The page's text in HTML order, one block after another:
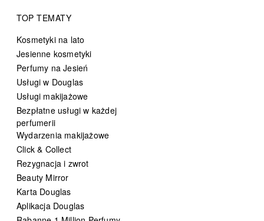
TOP TEMATY
Kosmetyki na lato
Jesienne kosmetyki
Perfumy na Jesień
Usługi w Douglas
Usługi makijażowe
Bezpłatne usługi w każdej
perfumerii
Wydarzenia makijażowe
Click & Collect
Rezygnacja i zwrot
Beauty Mirror
Karta Douglas
Aplikacja Douglas